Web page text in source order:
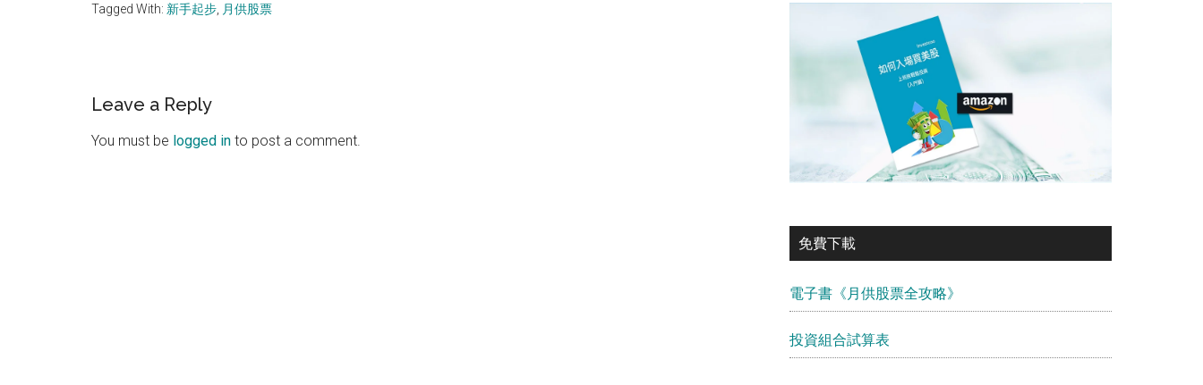
Tagged With: 新手起步 月供股票
Reader
Interactions
Leave a Reply
You must be logged in to post a comment.
免費下載
電子書《月供股票全攻略》
投資組合試算表